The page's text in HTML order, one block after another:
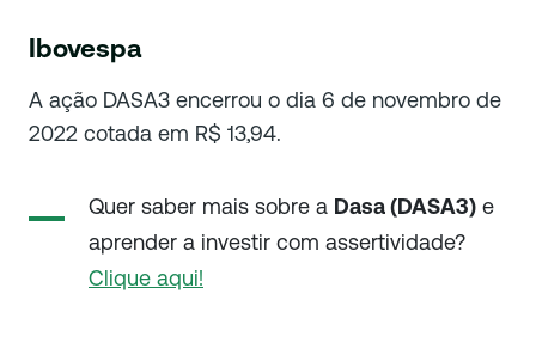
Ibovespa
A ação DASA3 encerrou o dia 6 de novembro de
2022 cotada em R$ 13,94.
Quer saber mais sobre a Dasa (DASA3) e
aprender a investir com assertividade?
Clique aqui!